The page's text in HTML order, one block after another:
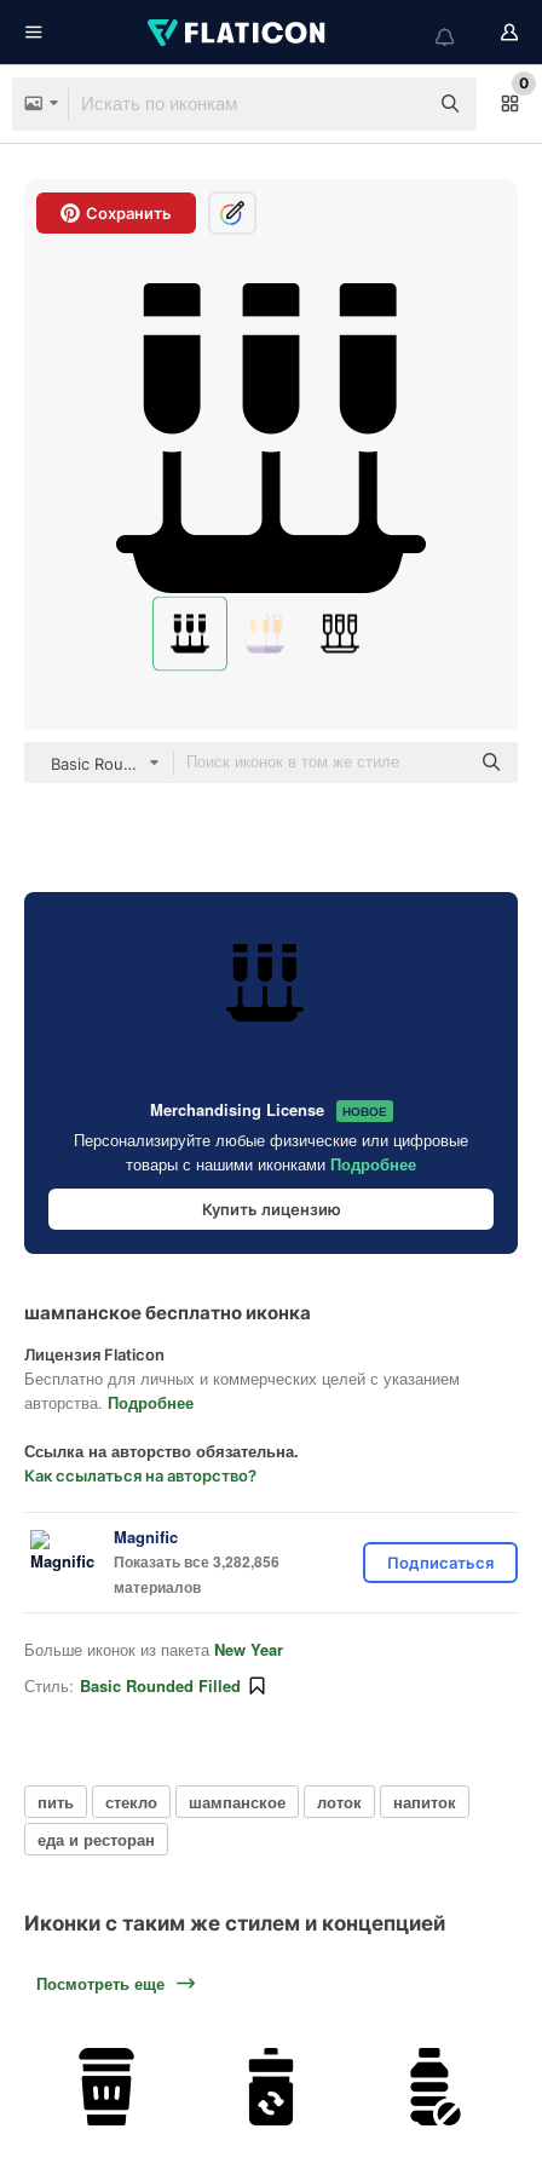
0
Сохранить
Basic Rounded Filled
Merchandising License НОВОЕ
Персонализируйте любые физические или цифровые
товары с нашими иконками Подробнее
Купить лицензию
шампанское бесплатно иконка
Лицензия Flaticon
Бесплатно для личных и коммерческих целей с указанием
авторства. Подробнее
Ссылка на авторство обязательна.
Как ссылаться на авторство?
Magnific
Показать все 3,282,856
материалов
Подписаться
Больше иконок из пакета New Year
Стиль: Basic Rounded Filled
пить стекло шампанское лоток
напиток
еда и ресторан
Иконки с таким же стилем и концепцией
Посмотреть еще